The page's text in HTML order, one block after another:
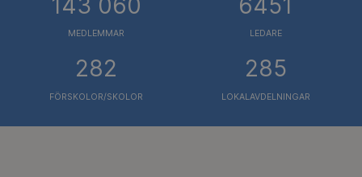
143 060
MEDLEMMAR
6451
LEDARE
282
FÖRSKOLOR/SKOLOR
285
LOKALAVDELNINGAR